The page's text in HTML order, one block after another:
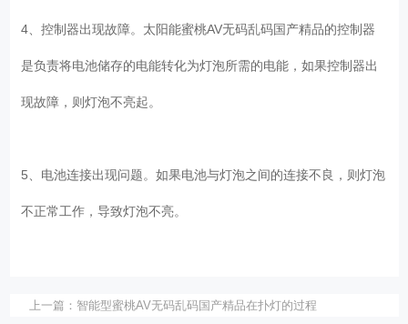
4、控制器出现故障。太阳能蜜桃AV无码乱码国产精品的控制器
是负责将电池储存的电能转化为灯泡所需的电能，如果控制器出
现故障，则灯泡不亮起。
5、电池连接出现问题。如果电池与灯泡之间的连接不良，则灯泡
不正常工作，导致灯泡不亮。
上一篇： 智能型蜜桃AV无码乱码国产精品在扑灯的过程